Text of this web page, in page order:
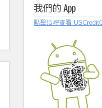
我們的 App
點擊這裡查看